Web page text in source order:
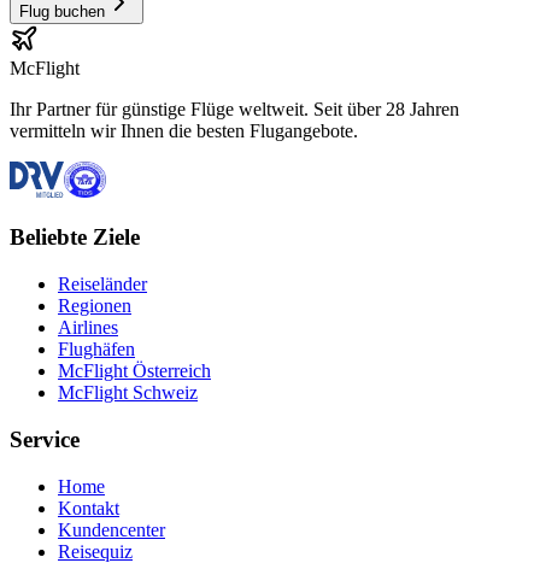
Flug buchen
McFlight
Ihr Partner für günstige Flüge weltweit. Seit über 28 Jahren
vermitteln wir Ihnen die besten Flugangebote.
Beliebte Ziele
Reiseländer
Regionen
Airlines
Flughäfen
McFlight Österreich
McFlight Schweiz
Service
Home
Kontakt
Kundencenter
Reisequiz